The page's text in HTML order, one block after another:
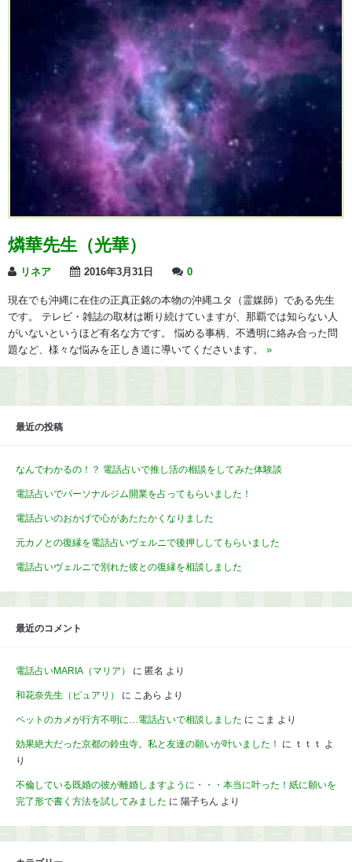
燐華先生（光華）
リネア 2016年3月31日 0
現在でも沖縄に在住の正真正銘の本物の沖縄ユタ（霊媒師）である先生
です。 テレビ・雑誌の取材は断り続けていますが、那覇では知らない人
がいないというほど有名な方です。 悩める事柄、不透明に絡み合った問
題など、様々な悩みを正しき道に導いてくださいます。 »
最近の投稿
なんでわかるの！？ 電話占いで推し活の相談をしてみた体験談
電話占いでパーソナルジム開業を占ってもらいました！
電話占いのおかげで心があたたかくなりました
元カノとの復縁を電話占いヴェルニで後押ししてもらいました
電話占いヴェルニで別れた彼との復縁を相談しました
最近のコメント
電話占いMARIA（マリア） に 匿名 より
和花奈先生（ピュアリ） に こあら より
ペットのカメが行方不明に…電話占いで相談しました に こま より
効果絶大だった京都の鈴虫寺。私と友達の願いが叶いました！ に ｔｔｔ よ
り
不倫している既婚の彼が離婚しますように・・・本当に叶った！紙に願いを
完了形で書く方法を試してみました に 陽子ちん より